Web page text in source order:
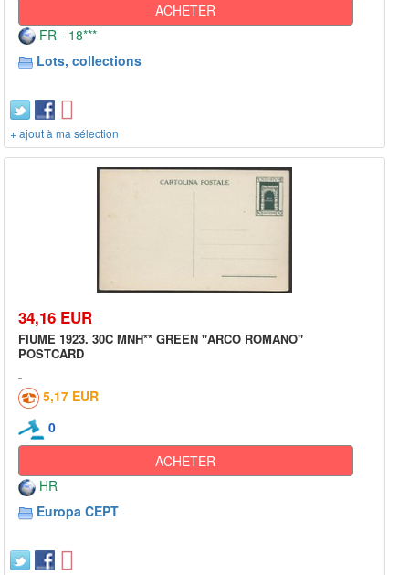
ACHETER
FR - 18***
Lots, collections
+ ajout à ma sélection
34,16 EUR
FIUME 1923. 30C MNH** GREEN "ARCO ROMANO"
POSTCARD
5,17 EUR
0
ACHETER
HR
Europa CEPT